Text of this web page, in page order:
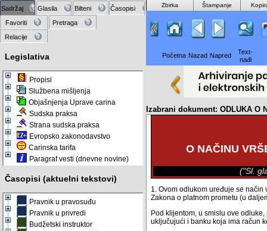
Sadržaj Glasila Bilteni
Časopisi
Favoriti
Pretraga
Relacije
Legislativa
Propisi
Službena mišljenja
Objašnjenja Uprave carina
Sudska praksa
Strana sudska praksa
Evropsko zakonodavstvo
Carinska tarifa
Paragraf vesti (dnevne novine)
Časopisi (aktuelni tekstovi)
Pravnik u pravosuđu
Pravnik u privredi
Budžetski instruktor
Zbirka Štampanje
Početna Nazad Napred
Text-
nađi
Izabrani dokument: ODLUKA O
O NAČINU
("Sl.
1. Ovom odlukom uređuje se
Zakona o platnom prometu (u
Pod klijentom, u smislu ove
uključujući i banku koja ima račun